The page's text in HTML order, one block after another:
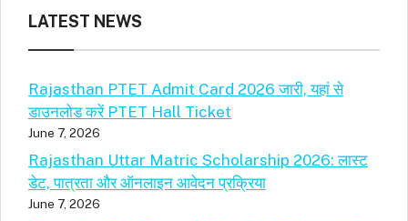
LATEST NEWS
Rajasthan PTET Admit Card 2026 जारी, यहां से
डाउनलोड करें PTET Hall Ticket
June 7, 2026
Rajasthan Uttar Matric Scholarship 2026: लास्ट
डेट, पात्रता और ऑनलाइन आवेदन प्रक्रिया
June 7, 2026